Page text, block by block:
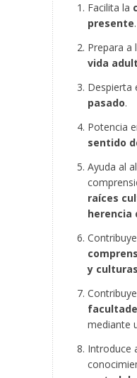
Facilita la
presente.
Prepara a
vida
Despierta
pasado.
Potencia
sentido
Ayuda al
raíces
herencia
y culturas
mediante
Introduce